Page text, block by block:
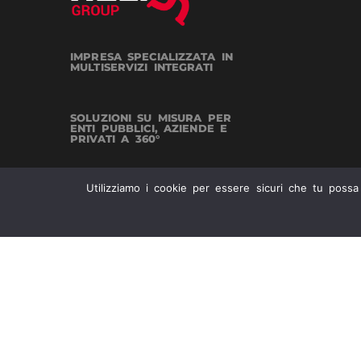
IMPRESA SPECIALIZZATA IN
MULTISERVIZI INTEGRATI
SOLUZIONI SU MISURA PER
ENTI PUBBLICI, AZIENDE E
PRIVATI A 360°
Utilizziamo i cookie per essere sicuri che tu